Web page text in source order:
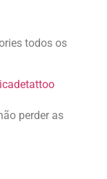
todos os
perder as